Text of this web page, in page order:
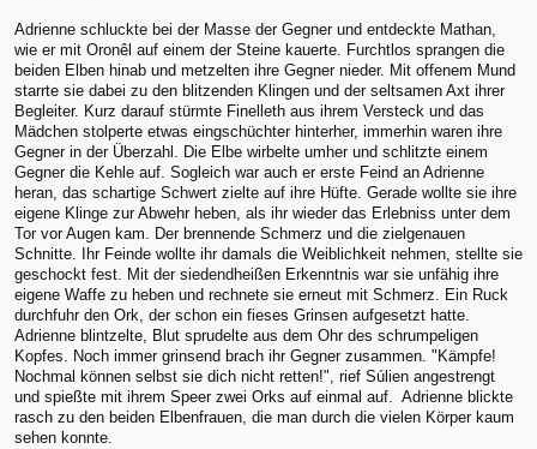
Adrienne schluckte bei der Masse der Gegner und entdeckte Mathan,
wie er mit Oronêl auf einem der Steine kauerte. Furchtlos sprangen die
beiden Elben hinab und metzelten ihre Gegner nieder. Mit offenem Mund
starrte sie dabei zu den blitzenden Klingen und der seltsamen Axt ihrer
Begleiter. Kurz darauf stürmte Finelleth aus ihrem Versteck und das
Mädchen stolperte etwas eingschüchter hinterher, immerhin waren ihre
Gegner in der Überzahl. Die Elbe wirbelte umher und schlitzte einem
Gegner die Kehle auf. Sogleich war auch er erste Feind an Adrienne
heran, das schartige Schwert zielte auf ihre Hüfte. Gerade wollte sie ihre
eigene Klinge zur Abwehr heben, als ihr wieder das Erlebniss unter dem
Tor vor Augen kam. Der brennende Schmerz und die zielgenauen
Schnitte. Ihr Feinde wollte ihr damals die Weiblichkeit nehmen, stellte sie
geschockt fest. Mit der siedendheißen Erkenntnis war sie unfähig ihre
eigene Waffe zu heben und rechnete sie erneut mit Schmerz. Ein Ruck
durchfuhr den Ork, der schon ein fieses Grinsen aufgesetzt hatte.
Adrienne blintzelte, Blut sprudelte aus dem Ohr des schrumpeligen
Kopfes. Noch immer grinsend brach ihr Gegner zusammen. "Kämpfe!
Nochmal können selbst sie dich nicht retten!", rief Súlien angestrengt
und spießte mit ihrem Speer zwei Orks auf einmal auf. Adrienne blickte
rasch zu den beiden Elbenfrauen, die man durch die vielen Körper kaum
sehen konnte.